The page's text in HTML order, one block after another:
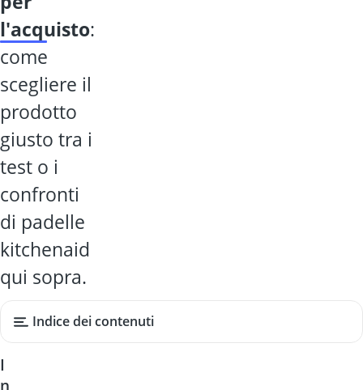
l'acquisto:
come
scegliere il
prodotto
giusto tra i
test o i
confronti
di padelle
kitchenaid
qui sopra.
Indice dei contenuti
I
n